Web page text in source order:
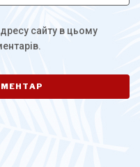
сайту в цьому